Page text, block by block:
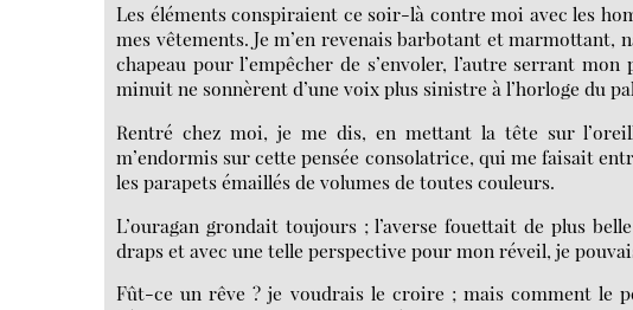
Les éléments conspiraient ce soir-là contre moi avec les
mes vêtements. Je m’en revenais barbotant et marmottant,
chapeau pour l’empêcher de s’envoler, l’autre serrant
minuit ne sonnèrent d’une voix plus sinistre à l’horloge du
Rentré chez moi, je me dis, en mettant la tête sur
m’endormis sur cette pensée consolatrice, qui me faisait
les parapets émaillés de volumes de toutes couleurs.
L’ouragan grondait toujours ; l’averse fouettait de plus
draps et avec une telle perspective pour mon réveil, je
Fût-ce un rêve ? je voudrais le croire ; mais comment le